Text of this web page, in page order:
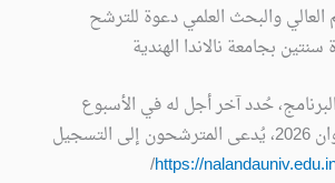
العالي والبحث العلمي دعوة للترشح
بجامعة نالاندا الهندية
حُدد آخر أجل له في الأسبوع
الثالث من شهر جوان 2026، يُدعى المترشحون إلى التسجيل
https://
/